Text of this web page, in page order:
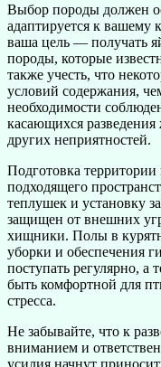
Выбор породы должен
адаптируется к вашему
ваша цель — получать
породы, которые
также учесть, что
условий содержания,
необходимости
касающихся
других неприятностей.
Подготовка территории
подходящего
теплушек и установку
защищен от внешних
хищники. Полы в
уборки и обеспечения
поступать регулярно,
быть комфортной для
стресса.
Не забывайте, что к
вниманием и
усилия начнут